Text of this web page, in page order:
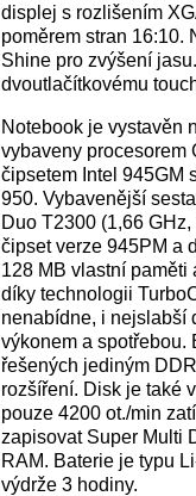
displej s rozlišením
poměrem stran 16:10.
Shine pro zvýšení
dvoutlačítkovému
Notebook je vystavěn
vybaveny procesorem
čipsetem Intel 945GM
950. Vybavenější
Duo T2300 (1,66
čipset verze 945PM a
128 MB vlastní paměti
díky technologii
nenabídne, i nejslabší
výkonem a spotřebou.
řešených jediným
rozšíření. Disk je také
pouze 4200 ot./min
zapisovat Super Multi
RAM. Baterie je typu
výdrže 3 hodiny.